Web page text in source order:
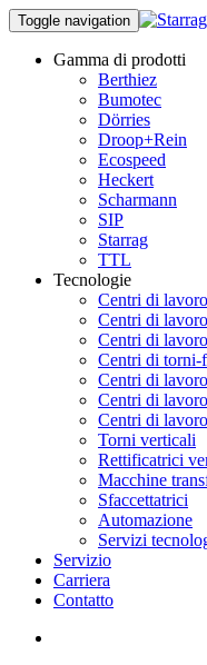
Toggle navigation
Gamma di prodotti
Berthiez
Bumotec
Dörries
Droop+Rein
Ecospeed
Heckert
Scharmann
SIP
Starrag
TTL
Tecnologie
Centri di
Centri di
Centri di
Centri di torni-
Centri di
Centri di
Centri di
Torni verticali
Rettificatrici
Macchine
Sfaccettatrici
Automazione
Servizi
Servizio
Carriera
Contatto